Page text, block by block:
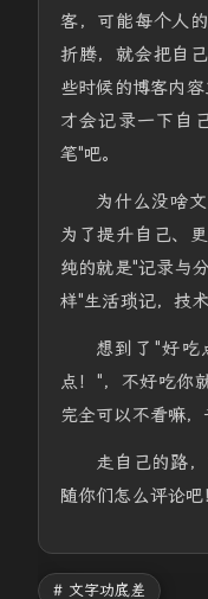
客，可能每个人
折腾，就会把自
些时候的博客内
才会记录一下自
笔"吧。
为什么没啥
为了提升自己、
纯的就是"记录与
样"生活琐记，技
想到了"好吃
点！"，不好吃你
完全可以不看嘛，
走自己的路
随你们怎么评论吧
# 文字功底差